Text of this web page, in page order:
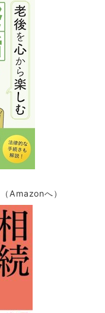
（Amazonへ）